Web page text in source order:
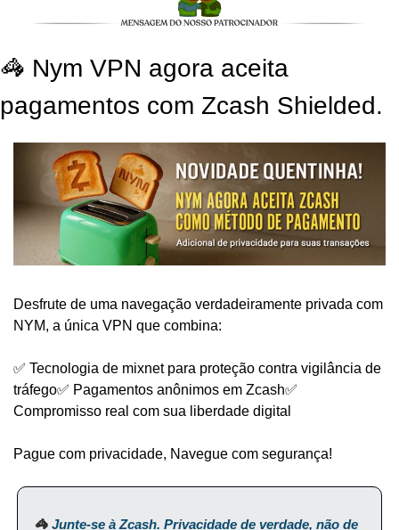
🦓 Nym VPN agora aceita
pagamentos com Zcash Shielded.
Desfrute de uma navegação verdadeiramente privada com
NYM, a única VPN que combina:
✅ Tecnologia de mixnet para proteção contra vigilância de
tráfego✅ Pagamentos anônimos em Zcash✅
Compromisso real com sua liberdade digital
Pague com privacidade, Navegue com segurança!
🦓 Junte-se à Zcash. Privacidade de verdade, não de